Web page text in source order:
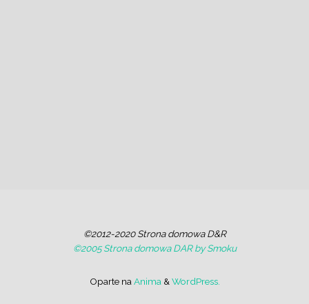
©2012-2020 Strona domowa D&R
©2005 Strona domowa DAR by Smoku
Oparte naAnima&WordPress.